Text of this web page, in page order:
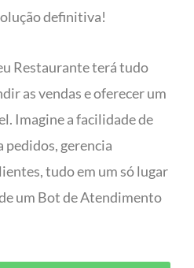
definitiva!
Restaurante terá tudo
as vendas e oferecer um
Imagine a facilidade de
pedidos, gerencia
tudo em um só lugar
um Bot de Atendimento